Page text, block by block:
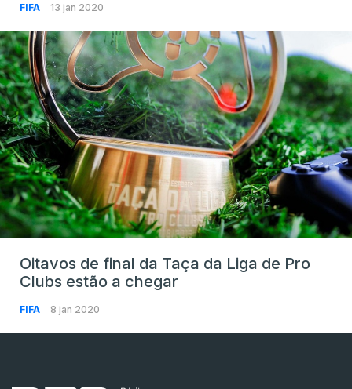
FIFA 13 jan 2020
Oitavos de final da Taça da Liga de Pro
Clubs estão a chegar
FIFA 8 jan 2020